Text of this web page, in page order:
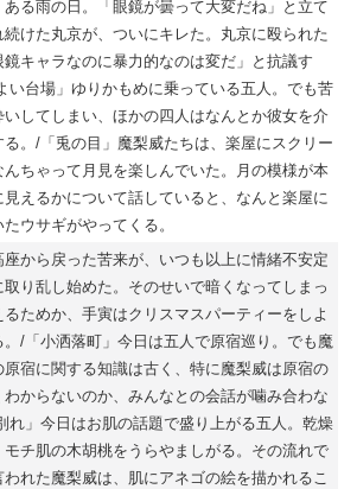
ある雨の日。「眼鏡が曇って大変だね」と立て
けた丸京が、ついにキレた。丸京に殴られた
鏡キャラなのに暴力的なのは変だ」と抗議す
い台場」ゆりかもめに乗っている五人。でも苦
いしてしまい、ほかの四人はなんとか彼女を介
。/「兎の目」魔梨威たちは、楽屋にスクリー
んちゃって月見を楽しんでいた。月の模様が本
見えるかについて話していると、なんと楽屋に
ウサギがやってくる。
座から戻った苦来が、いつも以上に情緒不安定
取り乱し始めた。そのせいで暗くなってしまっ
るためか、手寅はクリスマスパーティーをしよ
。/「小洒落町」今日は五人で原宿巡り。でも魔
原宿に関する知識は古く、特に魔梨威は原宿の
からないのか、みんなとの会話が噛み合わな
れ」今日はお肌の話題で盛り上がる五人。乾燥
モチ肌の木胡桃をうらやましがる。その流れで
われた魔梨威は、肌にアネゴの絵を描かれるこ